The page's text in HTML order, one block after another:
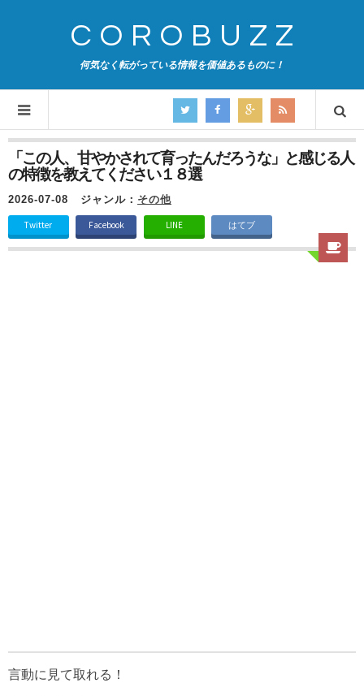
COROBUZZ
何気なく転がっている情報を価値あるものに！
「この人、甘やかされて育ったんだろうな」と感じる人
の特徴を教えてください１８選
2026-07-08 ジャンル： その他
Twitter Facebook LINE はてブ
言動に見て取れる！